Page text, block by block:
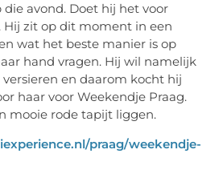
avond. Doet hij het voor
Hij zit op dit moment in een
wat het beste manier is op
hand vragen. Hij wil namelijk
en daarom kocht hij
haar voor Weekendje Praag.
mooie rode tapijt liggen.
praag/weekendje-